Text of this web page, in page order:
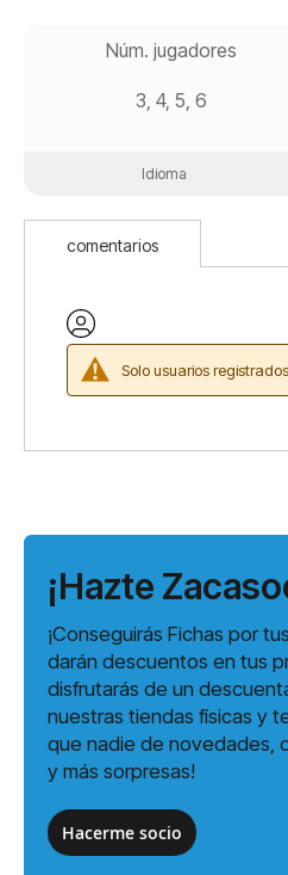
Núm. jugadores
3, 4, 5, 6
Idioma
comentarios
Solo usuarios
¡Hazte
¡Conseguirás Fichas por
darán descuentos en tus
disfrutarás de un
nuestras tiendas físicas y
que nadie de novedades,
y más sorpresas!
Hacerme socio